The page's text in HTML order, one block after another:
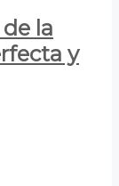
la
y